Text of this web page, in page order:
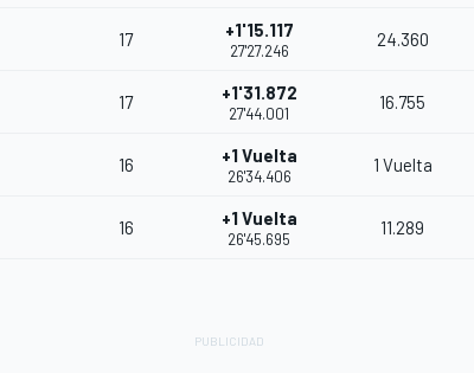
17 +1'15.117
27'27.246
24.360
17 +1'31.872
27'44.001
16.755
16 +1 Vuelta
26'34.406
1 Vuelta
16 +1 Vuelta
26'45.695
11.289